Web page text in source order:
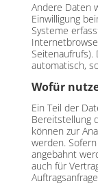
Andere Daten
Einwilligung
Systeme
Seitenaufrufs).
automatisch,
Wofür
Ein Teil der
Bereitstellung
können zur
werden.
angebahnt
auch für